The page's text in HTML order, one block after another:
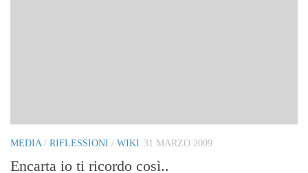
MEDIA / RIFLESSIONI / WIKI 31 MARZO 2009
Encarta io ti ricordo così..